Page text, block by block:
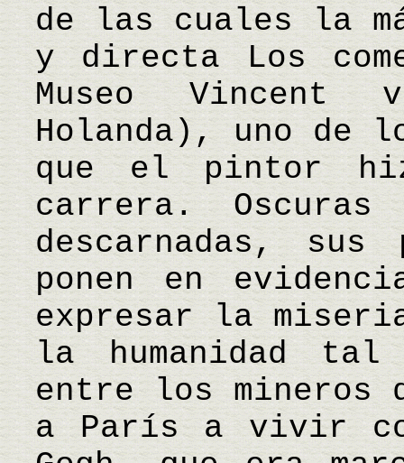
de las cuales la
y directa Los
Museo Vincent
Holanda), uno de
que el pintor
carrera.
descarnadas, sus
ponen en
expresar la
la humanidad
entre los mineros
a París a vivir